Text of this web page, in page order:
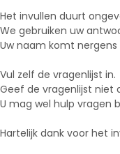
Het invullen duurt
We gebruiken uw
Uw naam komt
Vul zelf de vragenlijst in.
Geef de vragenlijst niet
U mag wel hulp vragen
Hartelijk dank voor het